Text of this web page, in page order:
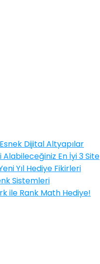
Dijital Altyapılar
En İyi 3 Site
Yıl Hediye Fikirleri
Sistemleri
ile Rank Math Hediye!